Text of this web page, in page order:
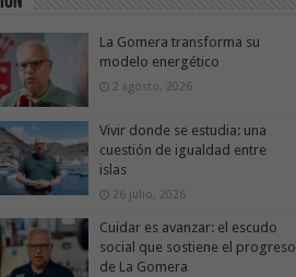
La Gomera transforma su
modelo energético
2 agosto, 2026
Vivir donde se estudia: una
cuestión de igualdad entre
islas
26 julio, 2026
Cuidar es avanzar: el escudo
social que sostiene el progreso
de La Gomera